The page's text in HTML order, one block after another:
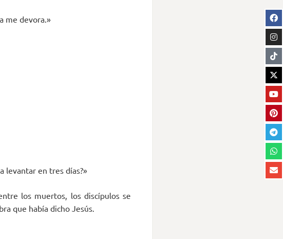
me devora.»
levantar en tres días?»
los muertos, los discípulos se
que había dicho Jesús.